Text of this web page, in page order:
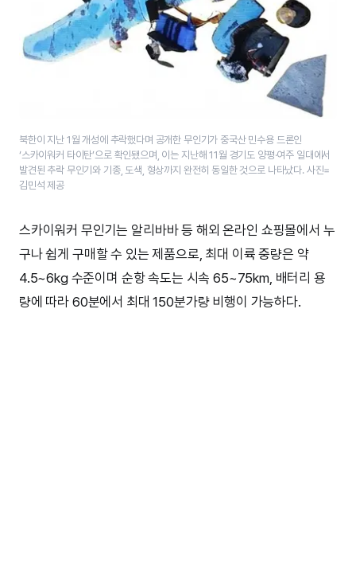
북한이 지난 1월 개성에 추락했다며 공개한 무인기가 중국산 민수용 드론인
‘스카이워커 타이탄’으로 확인됐으며, 이는 지난해 11월 경기도 양평·여주 일대에서
발견된 추락 무인기와 기종, 도색, 형상까지 완전히 동일한 것으로 나타났다. 사진=
김민석 제공
스카이워커 무인기는 알리바바 등 해외 온라인 쇼핑몰에서 누
구나 쉽게 구매할 수 있는 제품으로, 최대 이륙 중량은 약
4.5~6kg 수준이며 순항 속도는 시속 65~75km, 배터리 용
량에 따라 60분에서 최대 150분가량 비행이 가능하다.